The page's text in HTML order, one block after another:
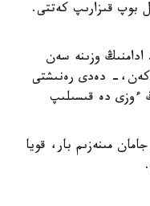
بوپ قىزارىپ كەتتى.
وزىنە سەن
دەدى رەنىشتى
ءوزى دە قىسىلىپ
مىنەزىم بار، قويا